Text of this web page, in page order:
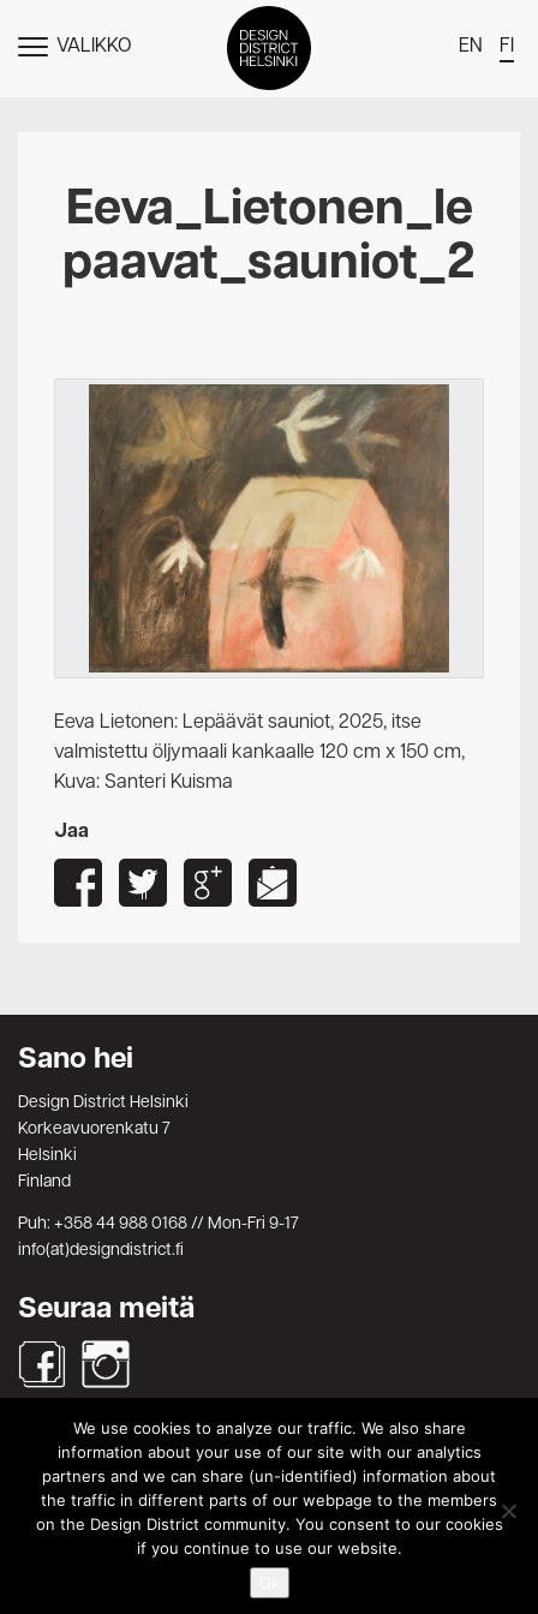
NÄYTÄVALIKKO EN FI
Jäsenet
Tapahtumat
Uutiset
Meistä
Design District Helsingin jäsenyydestä
Ota yhteyttä
Eeva_Lietonen_le
paavat_sauniot_2
Eeva Lietonen: Lepäävät sauniot, 2025, itse
valmistettu öljymaali kankaalle 120 cm x 150 cm,
Kuva: Santeri Kuisma
Jaa
Sano hei
Design District Helsinki
Korkeavuorenkatu 7
Helsinki
Finland
Puh: +358 44 988 0168 // Mon-Fri 9-17
info(at)designdistrict.fi
Seuraa meitä
Haku
Search
for:
Search
© Design District Helsinki 2026. Crafted byPixels
We use cookies to analyze our traffic. We also share
information about your use of our site with our analytics
partners and we can share (un-identified) information about
the traffic in different parts of our webpage to the members
on the Design District community. You consent to our cookies
if you continue to use our website.